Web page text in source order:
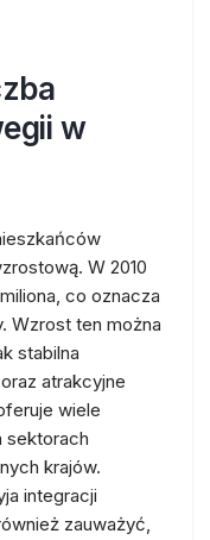
w
W 2010
co oznacza
Wzrost ten można
stabilna
atrakcyjne
wiele
sektorach
krajów.
integracji
zauważyć,